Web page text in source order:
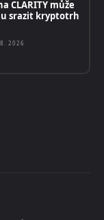
CLARITY může
srazit kryptotrh
2026